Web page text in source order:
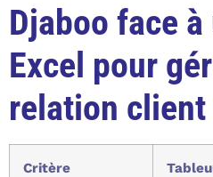
Djaboo face
Excel pour
relation client
Critère